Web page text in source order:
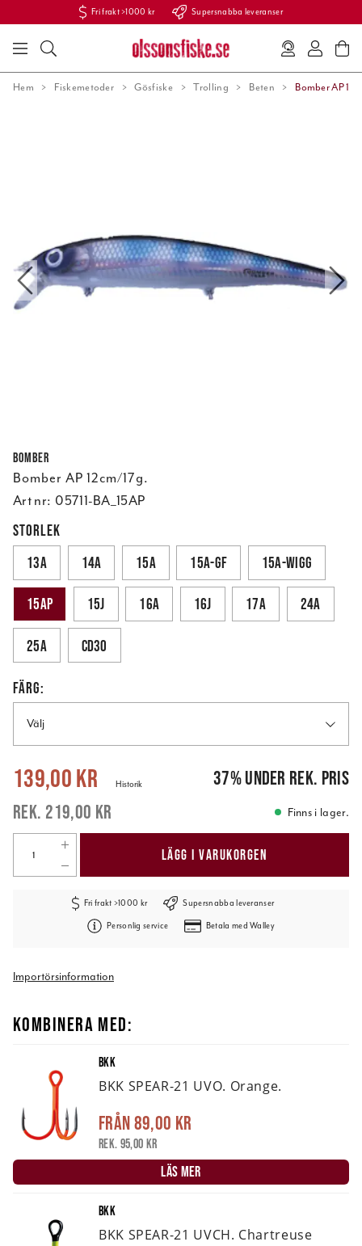
Fri frakt >1000 kr Supersnabba leveranser
Hem Fiskemetoder Gösfiske Trolling Beten Bomber AP
Bomber
Bomber AP 12cm/17g.
Art nr: 05711-BA_15AP
STORLEK
13A
14A 15A 15A-GF 15A-Wigg
15AP 15J 16A 16J 17A 24A
25A CD30
FÄRG:
Välj
Nuvarande pris:139,00 kr 219,00 kr
139,00 kr
219,00 kr
Historik 37%under rek. pris
Finns i lager.
LÄGG I VARUKORGEN
Fri frakt >1000 kr Supersnabba leveranser
Personlig service Betala med Walley
Importörsinformation
KOMBINERA MED:
BKK
BKK SPEAR-21 UVO. Orange.
Från89,00 kr
Rek. 95,00 kr
LÄS MER
BKK
BKK SPEAR-21 UVCH. Chartreuse